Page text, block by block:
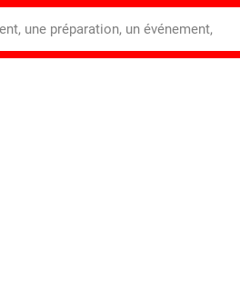
une préparation, un événement,